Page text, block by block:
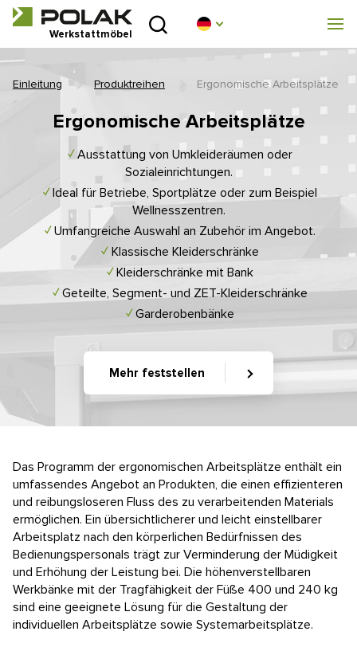
Werkstattmöbel
Einleitung
Beratungsstelle
Blog
Zum Herunterladen
Realisierung
Handelsnetz
Kontakt
Einleitung Produktreihen Ergonomische Arbeitsplätze
Ergonomische Arbeitsplätze
Ausstattung von Umkleideräumen oder
Sozialeinrichtungen.
Ideal für Betriebe, Sportplätze oder zum Beispiel
Wellnesszentren.
Umfangreiche Auswahl an Zubehör im Angebot.
Klassische Kleiderschränke
Kleiderschränke mit Bank
Geteilte, Segment- und ZET-Kleiderschränke
Garderobenbänke
Mehr feststellen
Das Programm der ergonomischen Arbeitsplätze enthält ein
umfassendes Angebot an Produkten, die einen effizienteren
und reibungsloseren Fluss des zu verarbeitenden Materials
ermöglichen. Ein übersichtlicherer und leicht einstellbarer
Arbeitsplatz nach den körperlichen Bedürfnissen des
Bedienungspersonals trägt zur Verminderung der Müdigkeit
und Erhöhung der Leistung bei. Die höhenverstellbaren
Werkbänke mit der Tragfähigkeit der Füße 400 und 240 kg
sind eine geeignete Lösung für die Gestaltung der
individuellen Arbeitsplätze sowie Systemarbeitsplätze.